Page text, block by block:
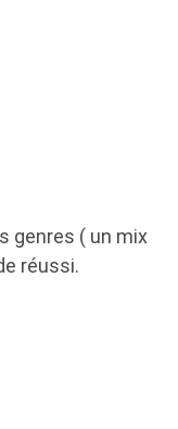
genres ( un mix
réussi.